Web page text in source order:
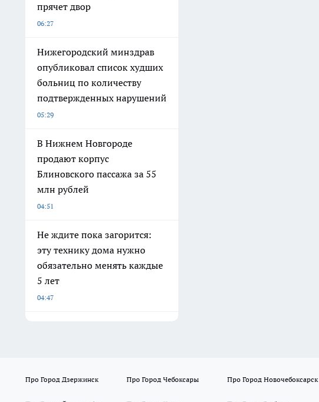
прячет двор
06:27
Нижегородский минздрав
опубликовал список худших
больниц по количеству
подтвержденных нарушений
05:29
В Нижнем Новгороде
продают корпус
Блиновского пассажа за 55
млн рублей
04:51
Не ждите пока загорится:
эту технику дома нужно
обязательно менять каждые
5 лет
04:47
Про Город Дзержинск Про Город Чебоксары Про Город Новочебоксарск